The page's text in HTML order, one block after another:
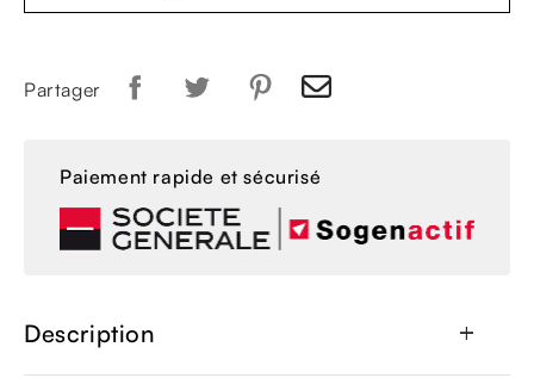
Partager
Paiement rapide et sécurisé
Description add